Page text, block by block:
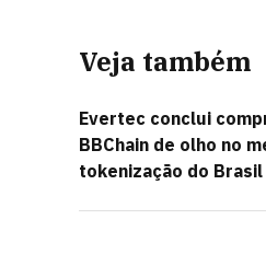
Veja também
Evertec conclui
BBChain de olho no
tokenização do Brasil